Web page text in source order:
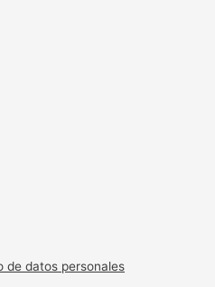
de datos personales